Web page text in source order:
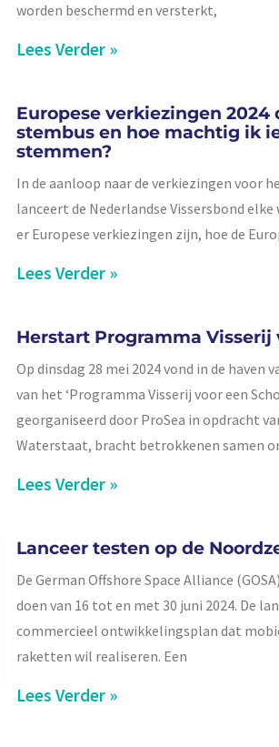
worden beschermd en versterkt,
Lees Verder »
Europese verkiezingen 2024
stembus en hoe machtig ik
stemmen?
In de aanloop naar de verkiezingen voor
lanceert de Nederlandse Vissersbond
er Europese verkiezingen zijn, hoe de
Lees Verder »
Herstart Programma Visserij
Op dinsdag 28 mei 2024 vond in de
van het ‘Programma Visserij voor een
georganiseerd door ProSea in opdracht
Waterstaat, bracht betrokkenen samen
Lees Verder »
Lanceer testen op de
De German Offshore Space Alliance
doen van 16 tot en met 30 juni 2024. De
commercieel ontwikkelingsplan dat
raketten wil realiseren. Een
Lees Verder »